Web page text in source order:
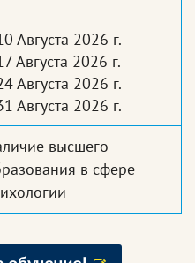
Августа 2026 г.
Августа 2026 г.
Августа 2026 г.
Августа 2026 г.
высшего
в сфере